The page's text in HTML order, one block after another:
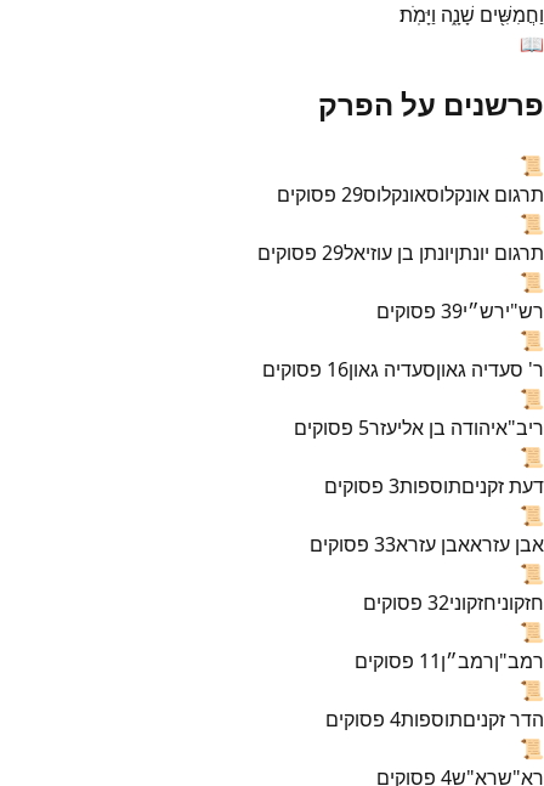
וַחֲמִשִּׁ֖ים שָׁנָ֑ה וַיָּמֹֽת׃
📖
פרשנים על הפרק
📜
תרגום אונקלוסאונקלוס29 פסוקים
📜
תרגום יונתןיונתן בן עוזיאל29 פסוקים
📜
רש"ירש״י39 פסוקים
📜
ר' סעדיה גאוןסעדיה גאון16 פסוקים
📜
ריב"איהודה בן אליעזר5 פסוקים
📜
דעת זקניםתוספות3 פסוקים
📜
אבן עזראאבן עזרא33 פסוקים
📜
חזקוניחזקוני32 פסוקים
📜
רמב"ןרמב״ן11 פסוקים
📜
הדר זקניםתוספות4 פסוקים
📜
רא"שרא"ש4 פסוקים